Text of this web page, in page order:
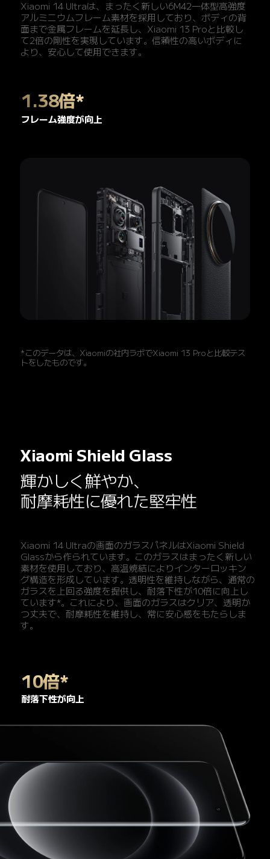
Xiaomi 14 Ultraは、まったく新しい6M42一体型高強度
アルミニウムフレーム素材を採用しており、ボディの背
面まで金属フレームを延長し、Xiaomi 13 Proと比較し
て2倍の剛性を実現しています。信頼性の高いボディに
より、安心して使用できます。
1.38倍*
フレーム強度が向上
*このデータは、Xiaomiの社内ラボでXiaomi 13 Proと比較テス
トをしたものです。
Xiaomi Shield Glass
輝かしく鮮やか、
耐摩耗性に優れた堅牢性
Xiaomi 14 Ultraの画面のガラスパネルはXiaomi Shield
Glassから作られています。このガラスはまったく新しい
素材を使用しており、高温焼結によりインターロッキン
グ構造を形成しています。透明性を維持しながら、通常の
ガラスを上回る強度を提供し、耐落下性が10倍に向上し
ています*。これにより、画面のガラスはクリア、透明か
つ丈夫で、耐摩耗性を維持し、常に安心感をもたらしま
す。
10倍*
耐落下性が向上